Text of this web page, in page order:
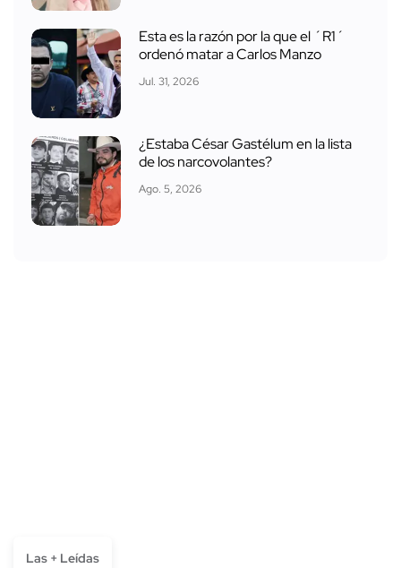
Esta es la razón por la que el ´R1´
ordenó matar a Carlos Manzo
Jul. 31, 2026
¿Estaba César Gastélum en la lista
de los narcovolantes?
Ago. 5, 2026
Las + Leídas